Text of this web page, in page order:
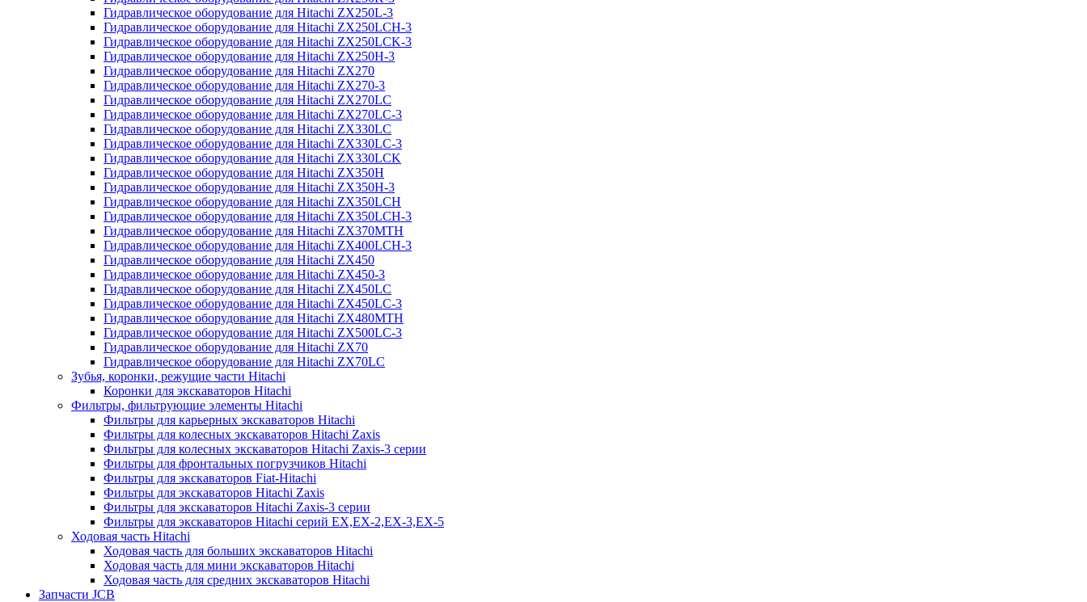
Гидравлическое оборудование для Hitachi ZX250L-3
Гидравлическое оборудование для Hitachi ZX250LCH-3
Гидравлическое оборудование для Hitachi ZX250LCK-3
Гидравлическое оборудование для Hitachi ZX250Н-3
Гидравлическое оборудование для Hitachi ZX270
Гидравлическое оборудование для Hitachi ZX270-3
Гидравлическое оборудование для Hitachi ZX270LC
Гидравлическое оборудование для Hitachi ZX270LC-3
Гидравлическое оборудование для Hitachi ZX330LC
Гидравлическое оборудование для Hitachi ZX330LC-3
Гидравлическое оборудование для Hitachi ZX330LCK
Гидравлическое оборудование для Hitachi ZX350H
Гидравлическое оборудование для Hitachi ZX350H-3
Гидравлическое оборудование для Hitachi ZX350LCH
Гидравлическое оборудование для Hitachi ZX350LCH-3
Гидравлическое оборудование для Hitachi ZX370MTH
Гидравлическое оборудование для Hitachi ZX400LCH-3
Гидравлическое оборудование для Hitachi ZX450
Гидравлическое оборудование для Hitachi ZX450-3
Гидравлическое оборудование для Hitachi ZX450LC
Гидравлическое оборудование для Hitachi ZX450LC-3
Гидравлическое оборудование для Hitachi ZX480MTH
Гидравлическое оборудование для Hitachi ZX500LC-3
Гидравлическое оборудование для Hitachi ZX70
Гидравлическое оборудование для Hitachi ZX70LC
Зубья, коронки, режущие части Hitachi
Коронки для экскаваторов Hitachi
Фильтры, фильтрующие элементы Hitachi
Фильтры для карьерных экскаваторов Hitachi
Фильтры для колесных экскаваторов Hitachi Zaxis
Фильтры для колесных экскаваторов Hitachi Zaxis-3 серии
Фильтры для фронтальных погрузчиков Hitachi
Фильтры для экскаваторов Fiat-Hitachi
Фильтры для экскаваторов Hitachi Zaxis
Фильтры для экскаваторов Hitachi Zaxis-3 серии
Фильтры для экскаваторов Hitachi серий EX,EX-2,EX-3,EX-5
Ходовая часть Hitachi
Ходовая часть для больших экскаваторов Hitachi
Ходовая часть для мини экскаваторов Hitachi
Ходовая часть для средних экскаваторов Hitachi
Запчасти JCB